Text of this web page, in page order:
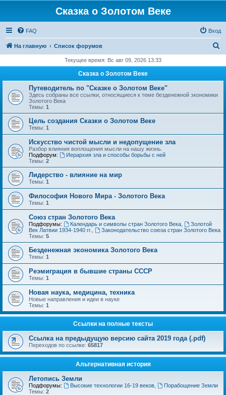
Сказка о Золотом Веке
FAQ Вход
На главную Список форумов
с
Текущее время: Вс авг 09, 2026 13:33
Сказка о Золотом Веке
Путеводитель по "Сказке о Золотом Веке"
Здесь собраны все ссылки, относящиеся к теме безденежной экономики
Золотого Века
Темы: 1
Цель создания Сказки о Золотом Веке
Темы: 1
Искусство чистой мысли и недопущение зла
Разбор влияния воплощения мысли на нашу жизнь.
Подфорум:
Иерархия зла и способы борьбы с ней
Темы: 2
Лидерство - влияние на мир
Темы: 1
Философия Нового Мира - Золотого Века
Темы: 1
Cоюз стран Золотого Века
Подфорумы: Календарь и символы стран Золотого Века,
Золотой
Век Латвии 1934-1940 гг.
Законодательство союза стран Золотого Века
Темы: 5
Безденежная экономика Золотого Века
Темы: 1
Реэмиграция в бывшие страны СССР
Темы: 1
Новая наука, медицина, техника
Новые направления и идеи в науке
Темы: 1
Ссылки на полные тексты
Ссылка на предыдущую версию сайта 2019 года (.pdf)
Переходов по ссылке: 65817
Альтернативная история
Летопись Земли
Подфорумы: Высокие технологии 16-19 веков,
Порабощение Земли
Темы: 2